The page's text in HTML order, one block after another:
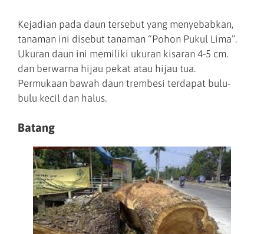
Kejadian pada daun tersebut yang menyebabkan,
tanaman ini disebut tanaman “Pohon Pukul Lima”.
Ukuran daun ini memiliki ukuran kisaran 4-5 cm.
dan berwarna hijau pekat atau hijau tua.
Permukaan bawah daun trembesi terdapat bulu-
bulu kecil dan halus.
Batang